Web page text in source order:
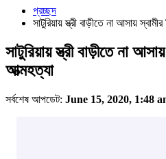
প্রচ্ছদ
সাটুরিয়ায় স্ত্রী বাড়ীতে না আসায়
সাটুরিয়ায় স্ত্রী বাড়ীতে না
আত্মহত্যা
সর্বশেষ আপডেট: June 15, 2020, 1:48